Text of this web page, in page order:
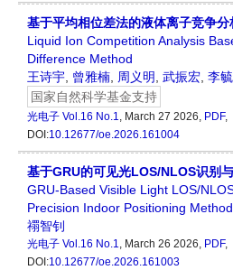
基于平均相位差法的液体离子竞争分
Liquid Ion Competition Analysis
Difference Method
王诗宇, 曾雅楠, 周义明, 武振宏, 李
国家自然科学基金支持
光电子 Vol.16 No.1, March 27 2026, PDF,
DOI:10.12677/oe.2026.161004
基于GRU的可见光LOS/NLOS识别
GRU-Based Visible Light LOS/
Precision Indoor Positioning Method
禤智钊
光电子 Vol.16 No.1, March 26 2026, PDF,
DOI:10.12677/oe.2026.161003